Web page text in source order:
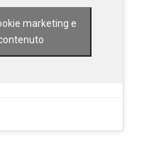
marketing e